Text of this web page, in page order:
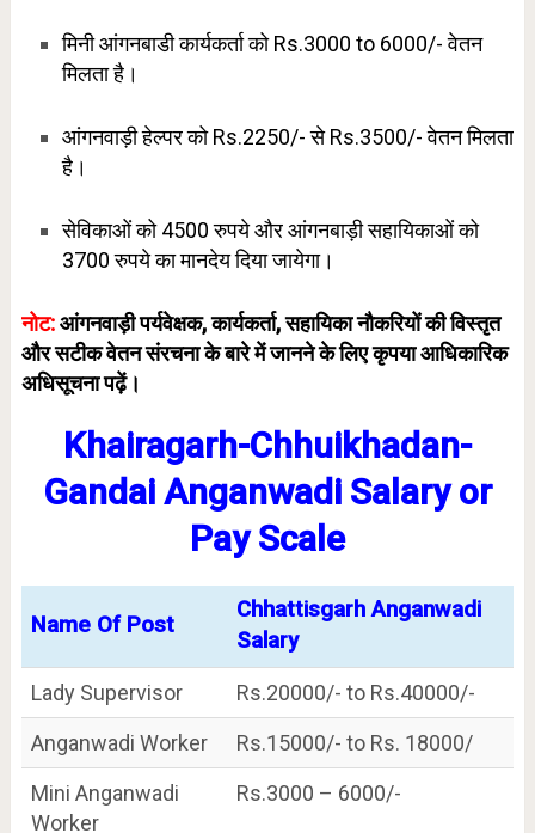
मिनी आंगनबाडी कार्यकर्ता को Rs.3000 to 6000/- वेतन
मिलता है।
आंगनवाड़ी हेल्पर को Rs.2250/- से Rs.3500/- वेतन मिलता
है।
सेविकाओं को 4500 रुपये और आंगनबाड़ी सहायिकाओं को
3700 रुपये का मानदेय दिया जायेगा।
नोट: आंगनवाड़ी पर्यवेक्षक, कार्यकर्ता, सहायिका नौकरियों की विस्तृत
और सटीक वेतन संरचना के बारे में जानने के लिए कृपया आधिकारिक
अधिसूचना पढ़ें।
Khairagarh-Chhuikhadan-
Gandai Anganwadi Salary or
Pay Scale
Name Of Post
Chhattisgarh Anganwadi
Salary
Lady Supervisor
Rs.20000/- to Rs.40000/-
Anganwadi Worker
Rs.15000/- to Rs. 18000/
Mini Anganwadi
Worker
Rs.3000 – 6000/-